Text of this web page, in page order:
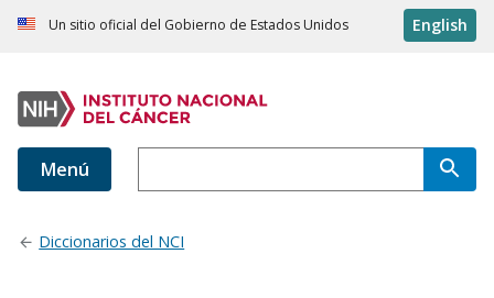
Un sitio oficial del Gobierno de Estados Unidos English
Menú
Diccionarios del NCI